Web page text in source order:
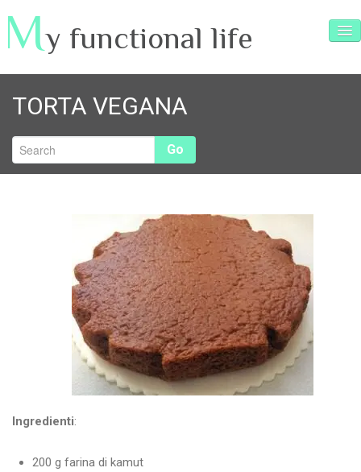
My functional life
SERVIZI
ARTICOLI
RICETTE
TESTIMONIANZE
CONTATTI
TORTA VEGANA
Go
Ingredienti:
200 g farina di kamut